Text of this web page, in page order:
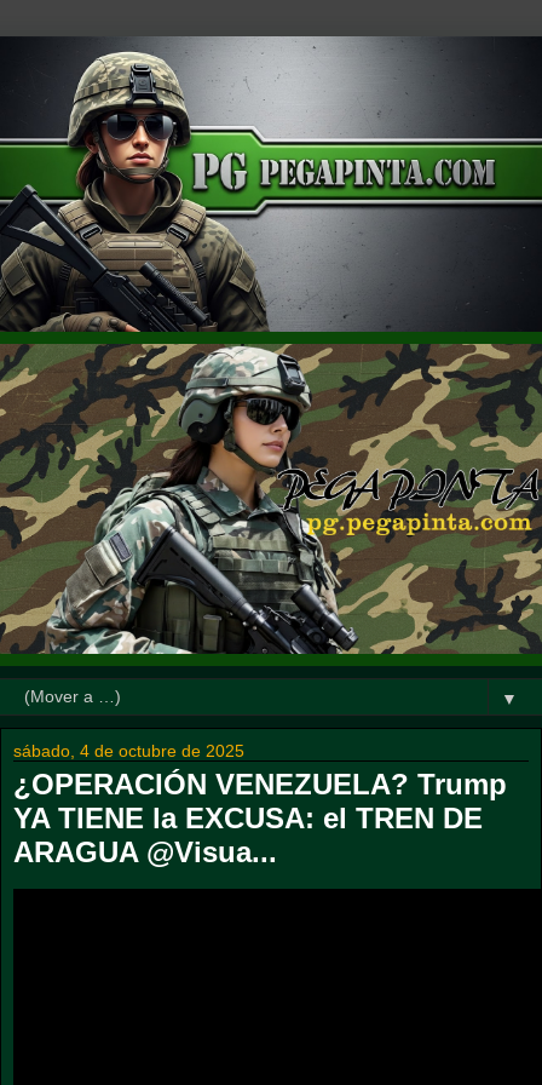
▼
sábado, 4 de octubre de 2025
¿OPERACIÓN VENEZUELA? Trump
YA TIENE la EXCUSA: el TREN DE
ARAGUA @Visua...